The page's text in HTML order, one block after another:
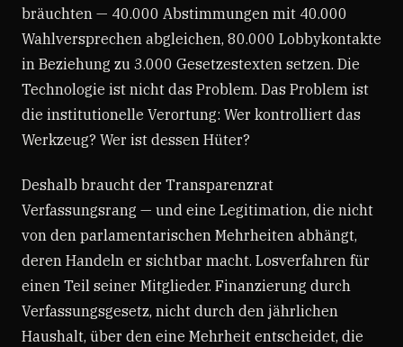
bräuchten — 40.000 Abstimmungen mit 40.000
Wahlversprechen abgleichen, 80.000 Lobbykontakte
in Beziehung zu 3.000 Gesetzestexten setzen. Die
Technologie ist nicht das Problem. Das Problem ist
die institutionelle Verortung: Wer kontrolliert das
Werkzeug? Wer ist dessen Hüter?
Deshalb braucht der Transparenzrat
Verfassungsrang — und eine Legitimation, die nicht
von den parlamentarischen Mehrheiten abhängt,
deren Handeln er sichtbar macht. Losverfahren für
einen Teil seiner Mitglieder. Finanzierung durch
Verfassungsgesetz, nicht durch den jährlichen
Haushalt, über den eine Mehrheit entscheidet, die